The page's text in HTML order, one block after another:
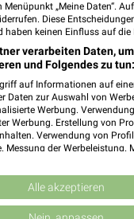
36 km
„Meine Daten“.
Diese
keinen Einfluss auf die
verarbeiten Daten,
und Folgendes zu tun:
auf Informationen auf
Daten zur Auswahl von
Werbung.
Werbung. Erstellung von
Verwendung von
Messung der Werbeleistung.
aus verschiedenen
Verwendung reduzierter
der Europäischen Union
Alle akzeptieren